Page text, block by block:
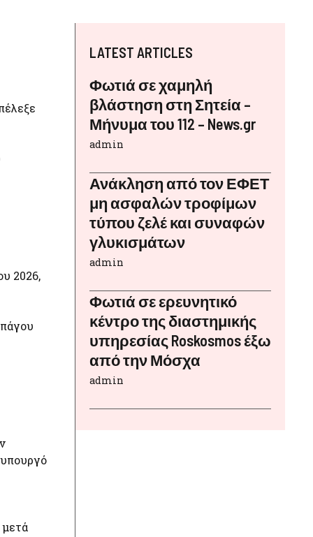
2026,
LATEST ARTICLES
Φωτιά σε χαμηλή
βλάστηση στη Σητεία –
Μήνυμα του 112 – News.gr
admin
Ανάκληση από τον ΕΦΕΤ
μη ασφαλών τροφίμων
τύπου ζελέ και συναφών
γλυκισμάτων
admin
Φωτιά σε ερευνητικό
κέντρο της διαστημικής
υπηρεσίας Roskosmos έξω
από την Μόσχα
admin